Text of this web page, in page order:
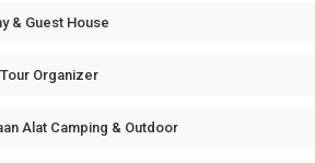
& Guest House
Organizer
Alat Camping & Outdoor